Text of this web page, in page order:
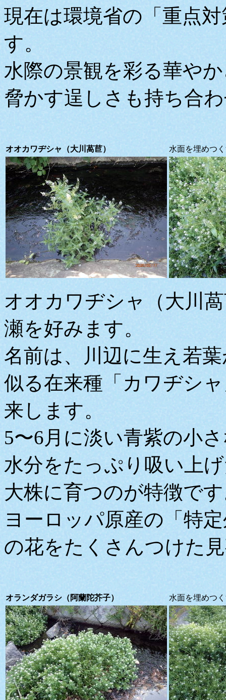
現在は環境省の「重点
す。
水際の景観を彩る華や
脅かす逞しさも持ち合
オオカワヂシャ（大川萵苣） 水面を埋めつ
オオカワヂシャ（大川
瀬を好みます。
名前は、川辺に生え若
似る在来種「カワヂシ
来します。
5〜6月に淡い青紫の小
水分をたっぷり吸い上
大株に育つのが特徴で
ヨーロッパ原産の「特
の花をたくさんつけた
オランダガラシ（阿蘭陀芥子） 水面を埋めつ